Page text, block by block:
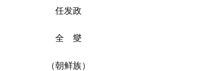
任发政
全 燮
（朝鲜族）